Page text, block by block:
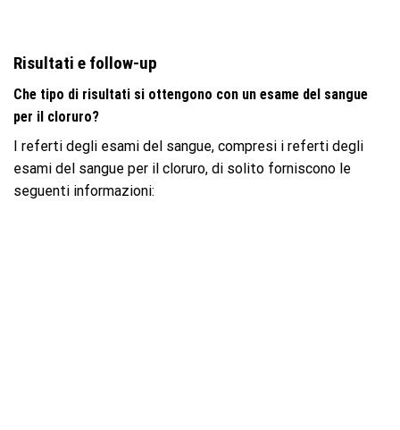
Risultati e follow-up
Che tipo di risultati si ottengono con un esame del sangue
per il cloruro?
I referti degli esami del sangue, compresi i referti degli
esami del sangue per il cloruro, di solito forniscono le
seguenti informazioni: